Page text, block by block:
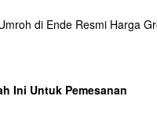
Ini Untuk Pemesanan